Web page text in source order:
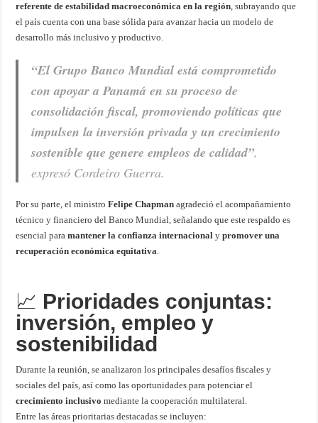
referente de estabilidad macroeconómica en la región, subrayando que
el país cuenta con una base sólida para avanzar hacia un modelo de
desarrollo más inclusivo y productivo.
“El Grupo Banco Mundial está comprometido
con apoyar a Panamá en su proceso de
consolidación fiscal, promoviendo políticas que
impulsen la inversión privada y un crecimiento
sostenible que genere empleos de calidad”,
expresó Cordeiro Guerra.
Por su parte, el ministroFelipe Chapman agradeció el acompañamiento
técnico y financiero del Banco Mundial, señalando que este respaldo es
esencial paramantener la confianza internacional ypromover una
recuperación económica equitativa.
📈 Prioridades conjuntas:
inversión, empleo y
sostenibilidad
Durante la reunión, se analizaron los principales desafíos fiscales y
sociales del país, así como las oportunidades para potenciar el
crecimiento inclusivo mediante la cooperación multilateral.
Entre las áreas prioritarias destacadas se incluyen: